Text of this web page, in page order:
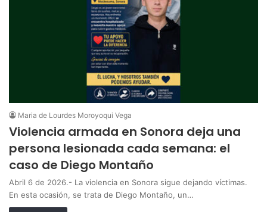
Maria de Lourdes Moroyoqui Vega
Violencia armada en Sonora deja una
persona lesionada cada semana: el
caso de Diego Montaño
Abril 6 de 2026.- La violencia en Sonora sigue dejando víctimas.
En esta ocasión, se trata de Diego Montaño, un…